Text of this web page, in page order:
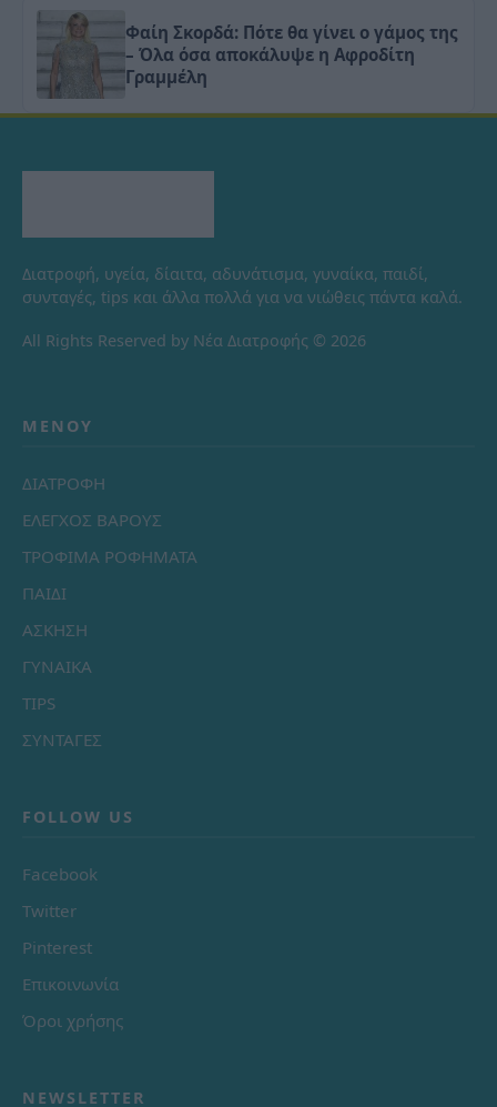
Φαίη Σκορδά: Πότε θα γίνει ο γάμος της
– Όλα όσα αποκάλυψε η Αφροδίτη
Γραμμέλη
Διατροφή, υγεία, δίαιτα, αδυνάτισμα, γυναίκα, παιδί,
συνταγές, tips και άλλα πολλά για να νιώθεις πάντα καλά.
All Rights Reserved by Νέα Διατροφής © 2026
ΜΕΝΟΎ
ΔΙΑΤΡΟΦΗ
ΕΛΕΓΧΟΣ ΒΑΡΟΥΣ
ΤΡΟΦΙΜΑ ΡΟΦΗΜΑΤΑ
ΠΑΙΔΙ
ΑΣΚΗΣΗ
ΓΥΝΑΙΚΑ
TIPS
ΣΥΝΤΑΓΕΣ
FOLLOW US
Facebook
Twitter
Pinterest
Επικοινωνία
Όροι χρήσης
NEWSLETTER